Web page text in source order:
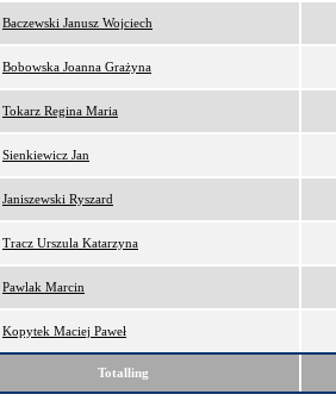
Baczewski Janusz Wojciech
Bobowska Joanna Grażyna
Tokarz Regina Maria
Sienkiewicz Jan
Janiszewski Ryszard
Tracz Urszula Katarzyna
Pawlak Marcin
Kopytek Maciej Paweł
Totalling